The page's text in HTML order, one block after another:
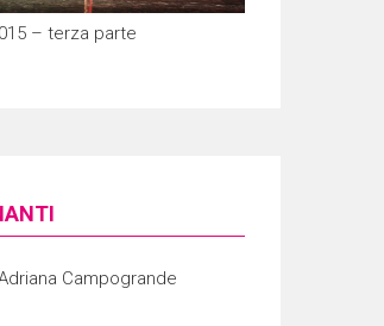
– terza parte
Campogrande